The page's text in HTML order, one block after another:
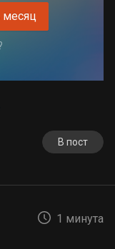
месяц
В пост
1 минута